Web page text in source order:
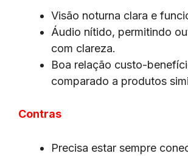
Visão noturna clara e
Áudio nítido, permitindo
com clareza.
Boa relação custo-
comparado a produtos
Contras
Precisa estar sempre